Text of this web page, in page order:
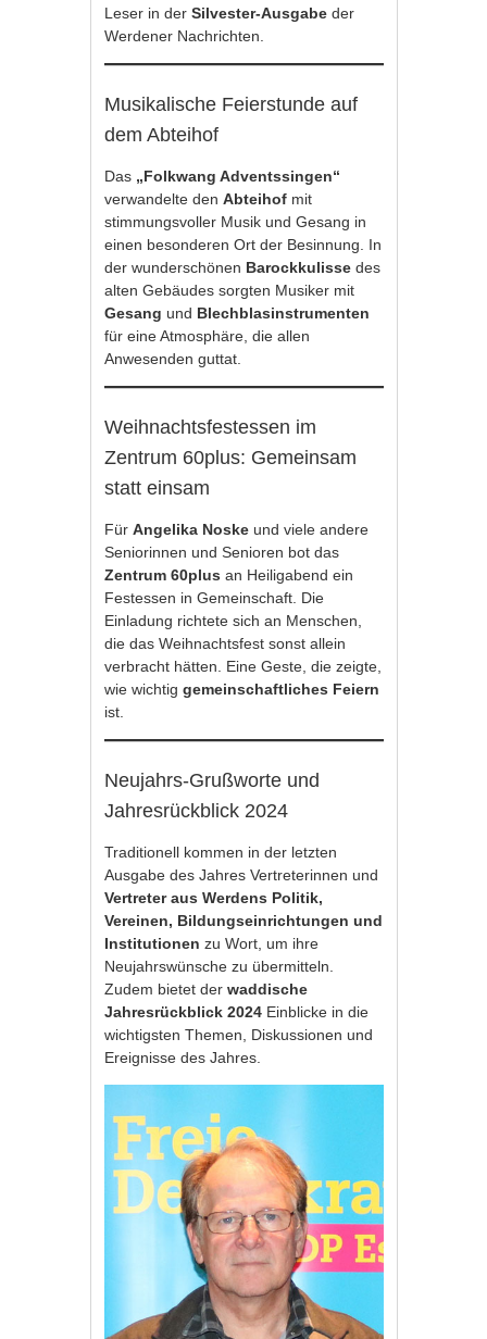
Leser in derSilvester-Ausgabe der
Werdener Nachrichten.
Musikalische Feierstunde auf
dem Abteihof
Das „Folkwang Adventssingen“
verwandelte denAbteihof mit
stimmungsvoller Musik und Gesang in
einen besonderen Ort der Besinnung. In
der wunderschönen Barockkulissedes
alten Gebäudes sorgten Musiker mit
Gesang und Blechblasinstrumenten
für eine Atmosphäre, die allen
Anwesenden guttat.
Weihnachtsfestessen im
Zentrum 60plus: Gemeinsam
statt einsam
FürAngelika Noske und viele andere
Seniorinnen und Senioren bot das
Zentrum 60plus an Heiligabend ein
Festessen in Gemeinschaft. Die
Einladung richtete sich an Menschen,
die das Weihnachtsfest sonst allein
verbracht hätten. Eine Geste, die zeigte,
wie wichtiggemeinschaftliches Feiern
ist.
Neujahrs-Grußworte und
Jahresrückblick 2024
Traditionell kommen in der letzten
Ausgabe des Jahres Vertreterinnen und
Vertreter aus Werdens Politik,
Vereinen, Bildungseinrichtungen und
Institutionen zu Wort, um ihre
Neujahrswünsche zu übermitteln.
Zudem bietet derwaddische
Jahresrückblick 2024 Einblicke in die
wichtigsten Themen, Diskussionen und
Ereignisse des Jahres.